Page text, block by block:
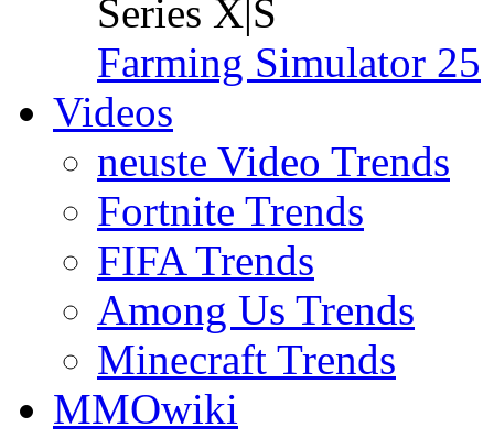
Series X|S
Farming Simulator 25
Videos
neuste Video Trends
Fortnite Trends
FIFA Trends
Among Us Trends
Minecraft Trends
MMOwiki